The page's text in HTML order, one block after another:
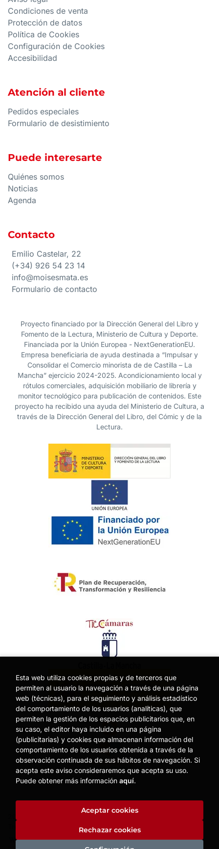
Condiciones de venta
Protección de datos
Política de Cookies
Configuración de Cookies
Accesibilidad
Atención al cliente
Pedidos especiales
Formulario de desistimiento
Puede interesarte
Quiénes somos
Noticias
Agenda
Contacto
Emilio Castelar, 22
(+34) 926 54 23 14
info@moisesmata.es
Formulario de contacto
Proyecto financiado por la Dirección General del Libro y
Fomento de la Lectura, Ministerio de Cultura y Deporte.
Financiada por la Unión Europea - NextGenerationEU.
Empresa beneficiaria de ayuda destinada a “Impulsar y
Consolidar el Comercio minorista de de Castilla – La
Mancha” ejercicio 2024-2025. Acondicionamiento local y
rótulos comerciales, adquisición mobiliario de librería y
monitor tecnológico para publicación de contenidos. Este
proyecto ha recibido una ayuda del Ministerio de Cultura, a
través de la Dirección General del Libro, del Cómic y de la
Lectura.
. Todos los Derechos Reservados |
Esta web utiliza cookies propias y de terceros que
permiten al usuario la navegación a través de una página
web (técnicas), para el seguimiento y análisis estadístico
del comportamiento de los usuarios (analíticas), que
permiten la gestión de los espacios publicitarios que, en
su caso, el editor haya incluido en una página
(publicitarias) y cookies que almacenan información del
comportamiento de los usuarios obtenida a través de la
observación continuada de sus hábitos de navegación. Si
acepta este aviso consideraremos que acepta su uso.
Puede obtener más información aquí.
Rechazar cookies
Aceptar cookies